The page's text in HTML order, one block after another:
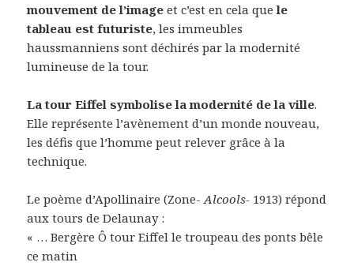
mouvement de l’imageet c’est en cela quele
tableau est futuriste, les immeubles
haussmanniens sont déchirés par la modernité
lumineuse de la tour.
La tour Eiffel symbolise la modernité de la ville.
Elle représente l’avènement d’un monde nouveau,
les défis que l’homme peut relever grâce à la
technique.
Le poème d’Apollinaire (Zone-Alcools- 1913) répond
aux tours de Delaunay :
« … Bergère Ô tour Eiffel le troupeau des ponts bêle
ce matin